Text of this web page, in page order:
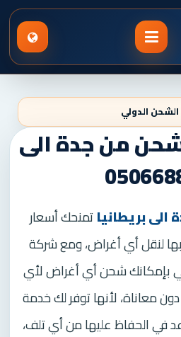
الشحن الدولي
من جدة الى
بريطانياتمنحك أسعار
لنقل أي أغراض، ومع شركة
بإمكانك شحن أي أغراض لأي
معاناة، لأنها توفر لك خدمة
في الحفاظ عليها من أي تلف،